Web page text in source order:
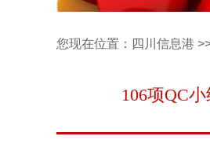
您现在位置： 四川信息港
106项QC